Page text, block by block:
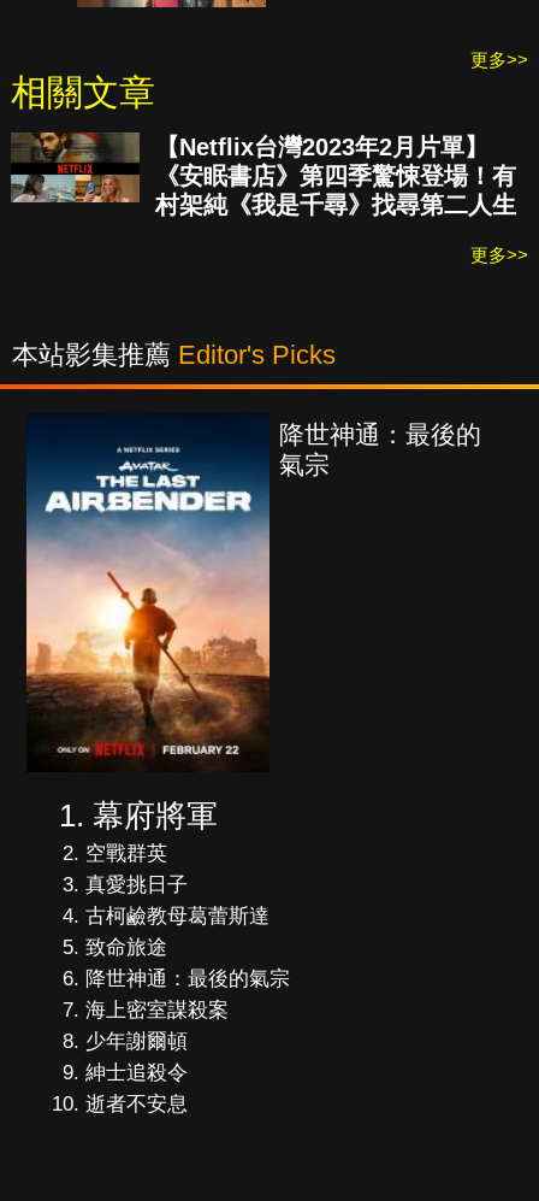
更多>>
相關文章
【Netflix台灣2023年2月片單】
《安眠書店》第四季驚悚登場！有
村架純《我是千尋》找尋第二人生
更多>>
本站影集推薦 Editor's Picks
降世神通：最後的
氣宗
幕府將軍
空戰群英
真愛挑日子
古柯鹼教母葛蕾斯達
致命旅途
降世神通：最後的氣宗
海上密室謀殺案
少年謝爾頓
紳士追殺令
逝者不安息